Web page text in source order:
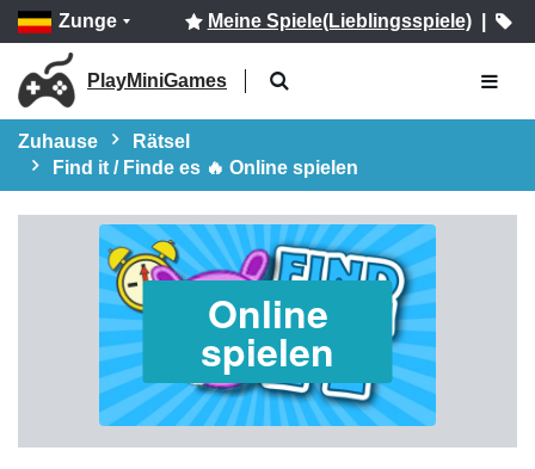
Zunge Meine Spiele(Lieblingsspiele)|
PlayMiniGames
Zuhause
Rätsel
Find it / Finde es 🔥 Online spielen
Online
spielen